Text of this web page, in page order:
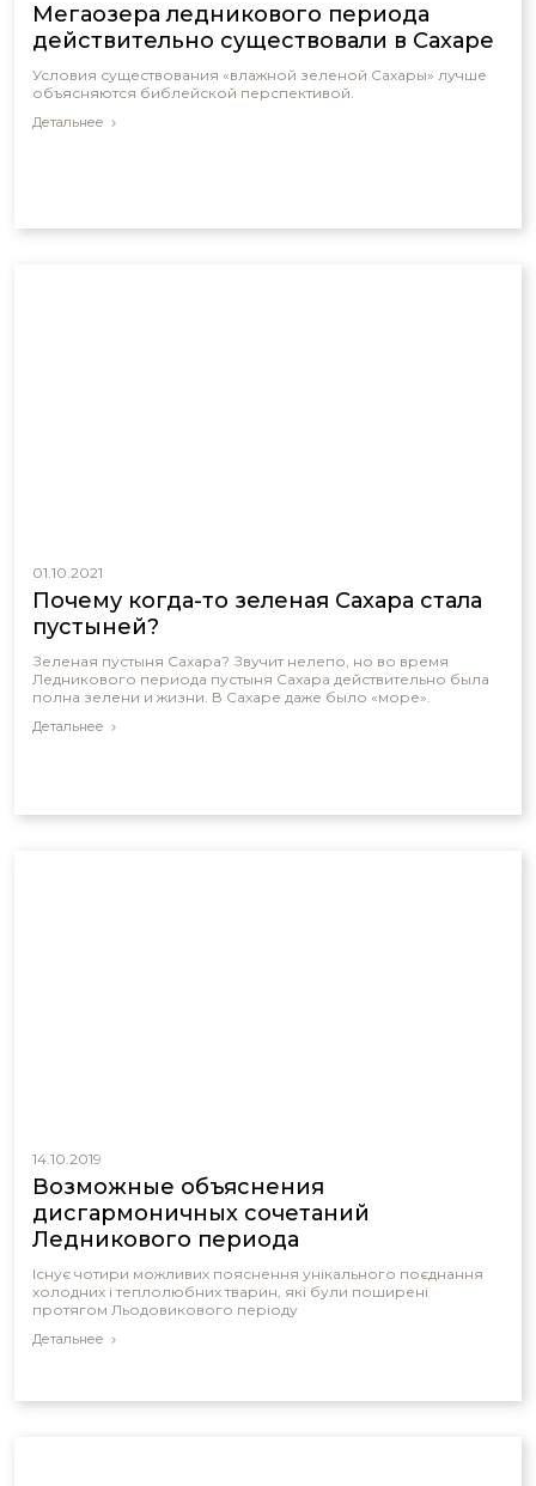
Мегаозера ледникового периода
действительно существовали в Сахаре
Условия существования «влажной зеленой Сахары» лучше
объясняются библейской перспективой.
Детальнее
01.10.2021
Почему когда-то зеленая Сахара стала
пустыней?
Зеленая пустыня Сахара? Звучит нелепо, но во время
Ледникового периода пустыня Сахара действительно была
полна зелени и жизни. В Сахаре даже было «море».
Детальнее
14.10.2019
Возможные объяснения
дисгармоничных сочетаний
Ледникового периода
Існує чотири можливих пояснення унікального поєднання
холодних і теплолюбних тварин, які були поширені
протягом Льодовикового періоду
Детальнее